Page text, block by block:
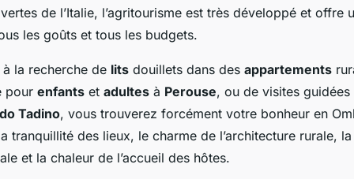
de l’Italie, l’agritourisme est très développé et offre
les goûts et tous les budgets.
la recherche de lits douillets dans des appartements
pour enfants et adultes à Perouse, ou de visites
Tadino, vous trouverez forcément votre bonheur en
tranquillité des lieux, le charme de l’architecture rurale,
et la chaleur de l’accueil des hôtes.